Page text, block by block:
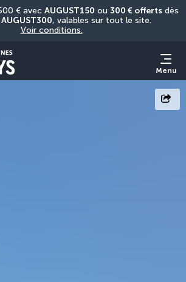
€ avec AUGUST150 ou 300 € offerts dès
AUGUST300
Voir conditions.
Menu